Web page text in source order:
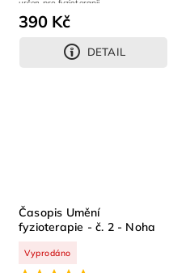
390 Kč
DETAIL
určen pro fyzioterapii,...
Časopis Umění
fyzioterapie - č. 2 - Noha
Vyprodáno